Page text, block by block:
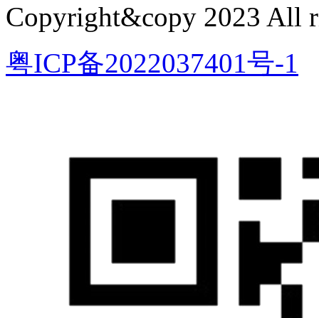
Copyright&copy 2023 All
粤ICP备2022037401号-1